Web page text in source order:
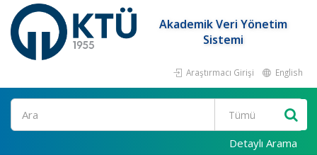
Akademik Veri Yönetim
Sistemi
Araştırmacı Girişi English
Ara
Detaylı Arama